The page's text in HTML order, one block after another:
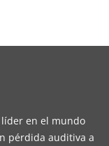
en el mundo
pérdida auditiva a